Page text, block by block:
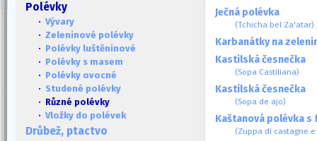
Polévky
· Vývary
· Zeleninové polévky
· Polévky luštěninové
· Polévky s masem
· Polévky ovocné
· Studené polévky
· Různé polévky
· Vložky do polévek
Drůbež, ptactvo
Ječná polévka
(Tchicha bel Za'atar)
Karbanátky na
Kastilská česnečka
(Sopa Castiliana)
Kastilská česnečka
(Sopa de ajo)
Kaštanová polévka s
(Zuppa di castagne